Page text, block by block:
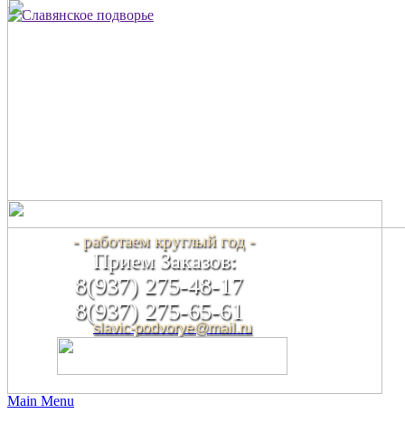
- работаем круглый год -
Прием Заказов:
8(937) 275-48-17
8(937) 275-65-61
slavic-podvorye@mail.ru
Main Menu